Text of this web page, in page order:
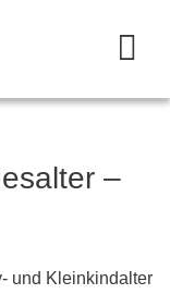
–
und Kleinkindalter